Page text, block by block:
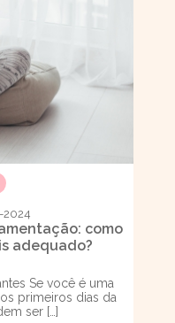
2024
como
adequado?
Se você é uma
primeiros dias da
ser […]